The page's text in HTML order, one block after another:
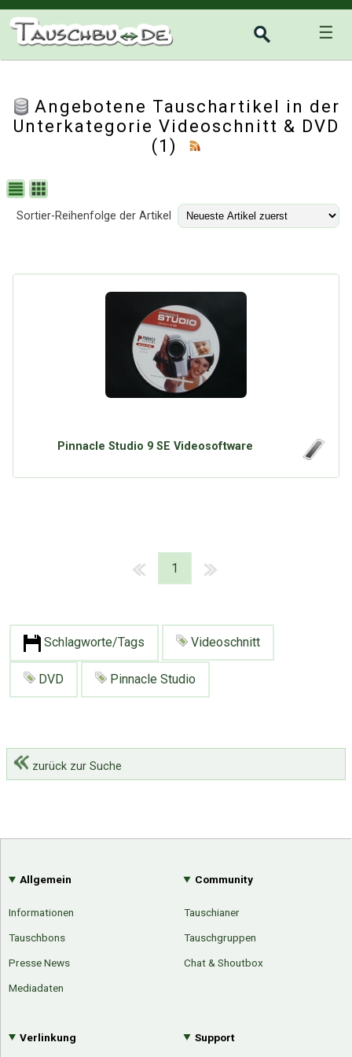
☰
Angebotene Tauschartikel in der
Unterkategorie Videoschnitt & DVD
(1)
Sortier-Reihenfolge der Artikel
Pinnacle Studio 9 SE Videosoftware
1
Schlagworte/Tags Videoschnitt
DVD Pinnacle Studio
zurück zur Suche
Allgemein
Informationen
Tauschbons
Presse News
Mediadaten
Community
Tauschianer
Tauschgruppen
Chat & Shoutbox
Verlinkung Support